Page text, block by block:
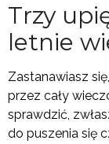
Trzy
letnie
Zastanawiasz
przez cały
sprawdzić,
do puszenia się